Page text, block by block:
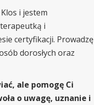
i jestem
i
certyfikacji. Prowadzę
dorosłych oraz
ale pomogę Ci
o uwagę, uznanie i